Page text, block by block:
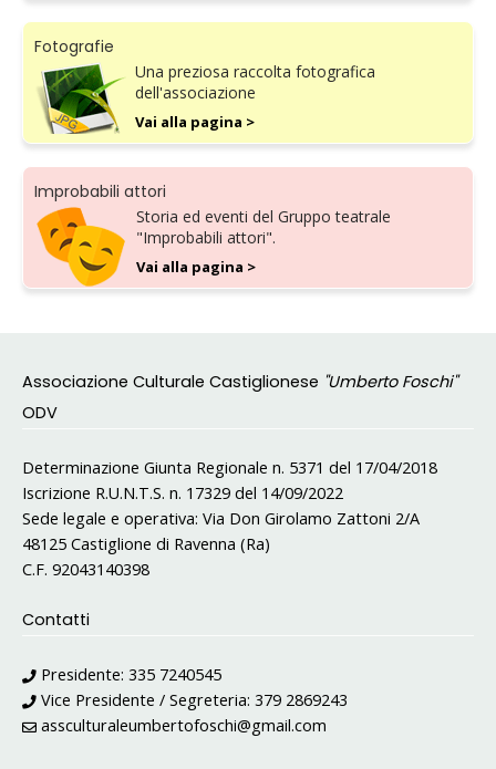
Fotografie
Una preziosa raccolta fotografica
dell'associazione
Vai alla pagina >
Improbabili attori
Storia ed eventi del Gruppo teatrale
"Improbabili attori".
Vai alla pagina >
Associazione Culturale Castiglionese "Umberto Foschi"
ODV
Determinazione Giunta Regionale n. 5371 del 17/04/2018
Iscrizione R.U.N.T.S. n. 17329 del 14/09/2022
Sede legale e operativa: Via Don Girolamo Zattoni 2/A
48125 Castiglione di Ravenna (Ra)
C.F. 92043140398
Contatti
Presidente: 335 7240545
Vice Presidente / Segreteria: 379 2869243
assculturaleumbertofoschi@gmail.com